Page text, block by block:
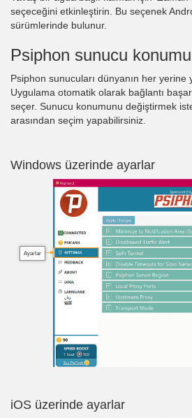
seçeceğini etkinleştirin. Bu seçenek
sürümlerinde bulunur.
Psiphon sunucu konumu
Psiphon sunucuları dünyanın her yerine
Uygulama otomatik olarak bağlantı
seçer. Sunucu konumunu değiştirmek
arasından seçim yapabilirsiniz.
Windows üzerinde ayarlar
Ayarlar
iOS üzerinde ayarlar